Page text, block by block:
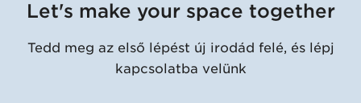
Let's make your space together
Tedd meg az első lépést új irodád felé, és lépj
kapcsolatba velünk